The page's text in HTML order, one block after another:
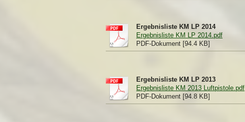
Ergebnisliste KM LP 2014
Ergebnisliste KM LP 2014.pdf
PDF-Dokument [94.4 KB]
Ergebnisliste KM LP 2013
Ergebnisliste KM 2013 Luftpistole.pdf
PDF-Dokument [94.8 KB]